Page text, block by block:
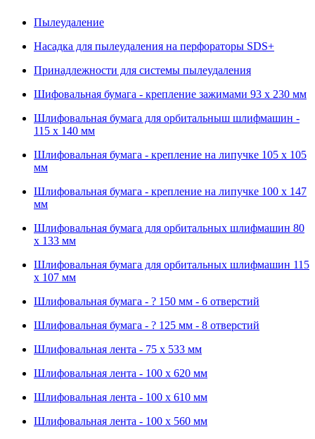
Пылеудаление
Насадка для пылеудаления на перфораторы SDS+
Принадлежности для системы пылеудаления
Шифовальная бумага - крепление зажимами 93 х 230 мм
Шлифовальная бумага для орбитальныш шлифмашин -
115 х 140 мм
Шлифовальная бумага - крепление на липучке 105 х 105
мм
Шлифовальная бумага - крепление на липучке 100 х 147
мм
Шлифовальная бумага для орбитальных шлифмашин 80
х 133 мм
Шлифовальная бумага для орбитальных шлифмашин 115
х 107 мм
Шлифовальная бумага - ? 150 мм - 6 отверстий
Шлифовальная бумага - ? 125 мм - 8 отверстий
Шлифовальная лента - 75 х 533 мм
Шлифовальная лента - 100 х 620 мм
Шлифовальная лента - 100 х 610 мм
Шлифовальная лента - 100 х 560 мм